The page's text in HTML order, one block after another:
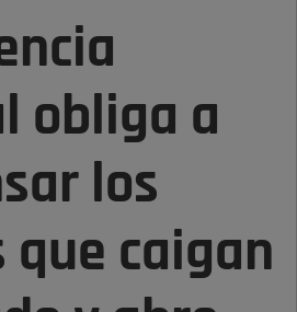
obliga a
los
caigan